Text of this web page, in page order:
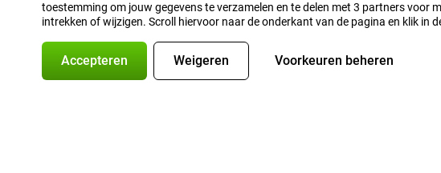
toestemming om jouw gegevens te verzamelen en te delen met 3 partners
intrekken of wijzigen. Scroll hiervoor naar de onderkant van de pagina en klik in
Accepteren Weigeren Voorkeuren beheren